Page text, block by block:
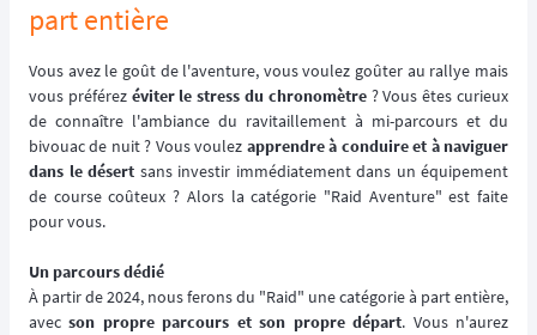
part entière
Vous avez le goût de l'aventure, vous voulez goûter au rallye mais
vous préférez éviter le stress du chronomètre? Vous êtes curieux
de connaître l'ambiance du ravitaillement à mi-parcours et du
bivouac de nuit ? Vous voulez apprendre à conduire et à naviguer
dans le désert sans investir immédiatement dans un équipement
de course coûteux ? Alors la catégorie "Raid Aventure" est faite
pour vous.
Un parcours dédié
À partir de 2024, nous ferons du "Raid" une catégorie à part entière,
avecson propre parcours et son propre départ. Vous n'aurez